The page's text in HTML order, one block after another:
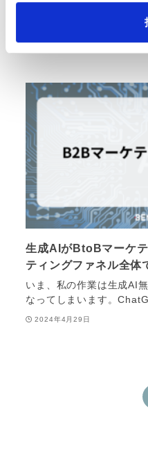
ポートが届きました。購
生成AIがBtoBマーケ
ティングファネル全体
いま、私の作業は生成AI
なってしまいます。
2024年4月29日